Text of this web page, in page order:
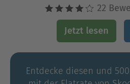
22
Jetzt lesen
Entdecke diesen und